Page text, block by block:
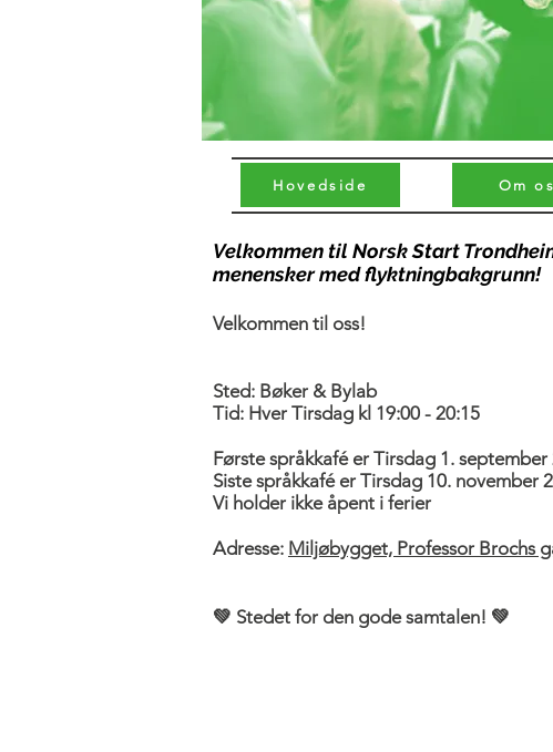
Hovedside Om
Velkommen til Norsk Start
menensker med flyktningbakgrunn!
​Velkommen til oss!
Sted:​ Bøker & Bylab
Tid: Hver Tirsdag kl 19:00 - 20:15
Første språkkafé er Tirsdag 1. september
Siste språkkafé er Tirsdag 10. november
Vi holder ikke åpent i ferier
Adresse: Miljøbygget, Professor Brochs
💚 Stedet for den gode samtalen! 💚